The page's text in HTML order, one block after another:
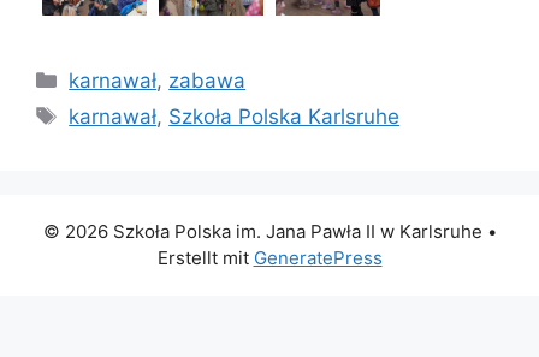
Kategorien
karnawał, zabawa
Schlagwörter
karnawał, Szkoła Polska Karlsruhe
© 2026 Szkoła Polska im. Jana Pawła II w Karlsruhe •
Erstellt mit GeneratePress